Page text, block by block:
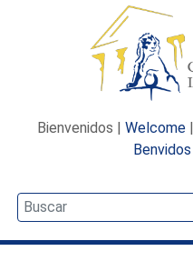
Bienvenidos | Welcome |
Benvidos